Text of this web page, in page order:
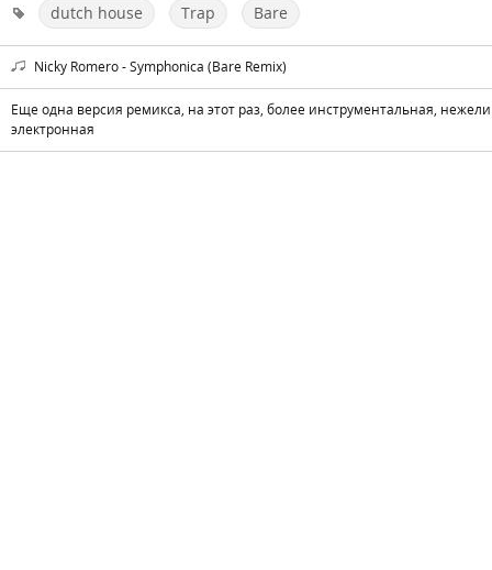
dutch house Trap Bare
Nicky Romero - Symphonica (Bare Remix)
Еще одна версия ремикса, на этот раз, более инструментальная, нежели
электронная